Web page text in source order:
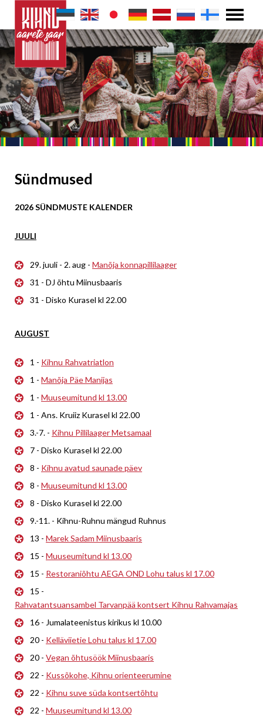
Sündmused
2026 SÜNDMUSTE KALENDER
JUULI
29. juuli - 2. aug - Manõja konnapillilaager
31 - DJ õhtu Miinusbaaris
31 - Disko Kurasel kl 22.00
AUGUST
1 - Kihnu Rahvatriatlon
1 - Manõja Päe Manijas
1 - Muuseumitund kl 13.00
1 - Ans. Kruiiz Kurasel kl 22.00
3.-7. - Kihnu Pillilaager Metsamaal
7 - Disko Kurasel kl 22.00
8 - Kihnu avatud saunade päev
8 - Muuseumitund kl 13.00
8 - Disko Kurasel kl 22.00
9.-11. - Kihnu-Ruhnu mängud Ruhnus
13 - Marek Sadam Miinusbaaris
15 - Muuseumitund kl 13.00
15 - Restoraniõhtu AEGA OND Lohu talus kl 17.00
15 -
Rahvatantsuansambel Tarvanpää kontsert Kihnu Rahvamajas
16 - Jumalateenistus kirikus kl 10.00
20 - Kelläviietie Lohu talus kl 17.00
20 - Vegan õhtusöök Miinusbaaris
22 - Kussõkohe, Kihnu orienteerumine
22 - Kihnu suve süda kontsertõhtu
22 - Muuseumitund kl 13.00